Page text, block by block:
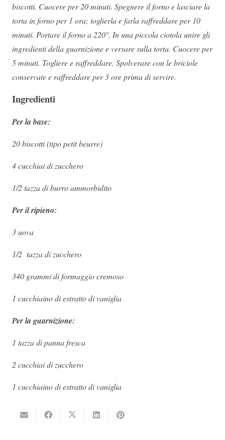
biscotti. Cuocere per 20 minuti. Spegnere il forno e lasciare la
torta in forno per 1 ora; toglierla e farla raffreddare per 10
minuti. Portare il forno a 220°. In una piccola ciotola unire gli
ingredienti della guarnizione e versare sulla torta. Cuocere per
5 minuti. Togliere e raffreddare. Spolverare con le briciole
conservate e raffreddare per 3 ore prima di servire.
Ingredienti
Per la base:
20 biscotti (tipo petit beurre)
4 cucchiai di zucchero
1/2 tazza di burro ammorbidito
Per il ripieno:
3 uova
1/2 tazza di zucchero
340 grammi di formaggio cremoso
1 cucchiaino di estratto di vaniglia
Per la guarnizione:
1 tazza di panna fresca
2 cucchiai di zucchero
1 cucchiaino di estratto di vaniglia